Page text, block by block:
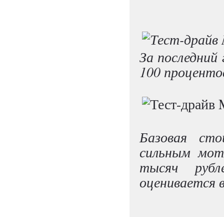
За
100
Базовая
сильным
тысяч
оценивается